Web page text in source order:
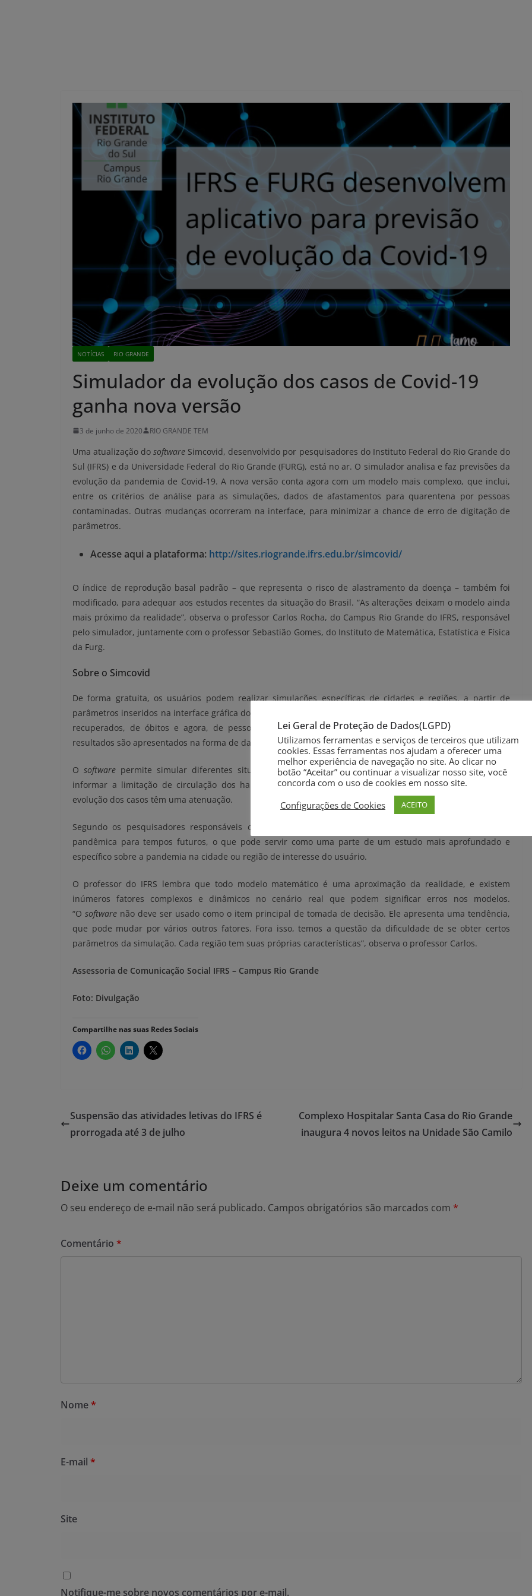
NOTÍCIAS RIO GRANDE
Simulador da evolução dos casos de Covid-19
ganha nova versão
3 de junho de 2020 RIO GRANDE TEM
Uma atualização dosoftware Simcovid, desenvolvido por pesquisadores do Instituto Federal do Rio Grande do
Sul (IFRS) e da Universidade Federal do Rio Grande (FURG), está no ar. O simulador analisa e faz previsões da
evolução da pandemia de Covid-19. A nova versão conta agora com um modelo mais complexo, que inclui,
entre os critérios de análise para as simulações, dados de afastamentos para quarentena por pessoas
contaminadas. Outras mudanças ocorreram na interface, para minimizar a chance de erro de digitação de
parâmetros.
Acesse aqui a plataforma: http://sites.riogrande.ifrs.edu.br/simcovid/
O índice de reprodução basal padrão – que representa o risco de alastramento da doença – também foi
modificado, para adequar aos estudos recentes da situação do Brasil. “As alterações deixam o modelo ainda
mais próximo da realidade”, observa o professor Carlos Rocha, do Campus Rio Grande do IFRS, responsável
pelo simulador, juntamente com o professor Sebastião Gomes, do Instituto de Matemática, Estatística e Física
da Furg.
Sobre o Simcovid
De forma gratuita, os usuários podem realizar simulações específicas de cidades e regiões, a partir de
parâmetros inseridos na interface gráfica do
recuperados, de óbitos e agora, de pessoas contaminadas, mas que se encontram em isolamento. Os
resultados são apresentados na forma de dados e gráficos.
O software permite simular diferentes situações de controle pandêmico: o usuário pode, por exemplo,
informar a limitação de circulação dos habitantes de determinada região e observar que as curvas de
evolução dos casos têm uma atenuação.
Segundo os pesquisadores responsáveis o simulador pode dar uma primeira noção sobre a evolução
pandêmica para tempos futuros, o que pode servir como uma parte de um estudo mais aprofundado e
específico sobre a pandemia na cidade ou região de interesse do usuário.
O professor do IFRS lembra que todo modelo matemático é uma aproximação da realidade, e existem
inúmeros fatores complexos e dinâmicos no cenário real que podem significar erros nos modelos.
“O software não deve ser usado como o item principal de tomada de decisão. Ele apresenta uma tendência,
que pode mudar por vários outros fatores. Fora isso, temos a questão da dificuldade de se obter certos
parâmetros da simulação. Cada região tem suas próprias características”, observa o professor Carlos.
Assessoria de Comunicação Social IFRS – Campus Rio Grande
Foto: Divulgação
Compartilhe nas suas Redes Sociais
Suspensão das atividades letivas do IFRS é
prorrogada até 3 de julho
Complexo Hospitalar Santa Casa do Rio Grande
inaugura 4 novos leitos na Unidade São Camilo
Deixe um comentário
O seu endereço de e-mail não será publicado. Campos obrigatórios são marcados com *
Comentário *
Nome*
E-mail *
Site
Notifique-me sobre novos comentários por e-mail.
Lei Geral de Proteção de Dados(LGPD)
Utilizamos ferramentas e serviços de terceiros que utilizam
cookies. Essas ferramentas nos ajudam a oferecer uma
melhor experiência de navegação no site. Ao clicar no
botão “Aceitar” ou continuar a visualizar nosso site, você
concorda com o uso de cookies em nosso site.
Configurações de Cookies
ACEITO